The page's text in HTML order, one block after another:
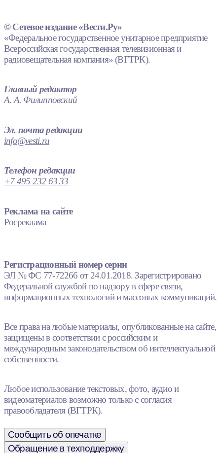
© Сетевое издание «Вести.Ру»
«Федеральное государственное унитарное предприятие
Всероссийская государственная телевизионная и
радиовещательная компания» (ВГТРК).
Главный редактор
А. А. Филипповский
Эл. почта редакции
info@vesti.ru
Телефон редакции
+7 495 232 63 33
Реклама на сайте
Росреклама
Регистрационный номер серии
ЭЛ № ФС 77-72266 от 24.01.2018. Зарегистрировано
Федеральной службой по надзору в сфере связи,
информационных технологий и массовых коммуникаций.
Все права на любые материалы, опубликованные на сайте,
защищены в соответствии с российским и
международным законодательством об интеллектуальной
собственности.
Любое использование текстовых, фото, аудио и
видеоматериалов возможно только с согласия
правообладателя (ВГТРК).
Сообщить об опечатке
Обращение в техподдержку